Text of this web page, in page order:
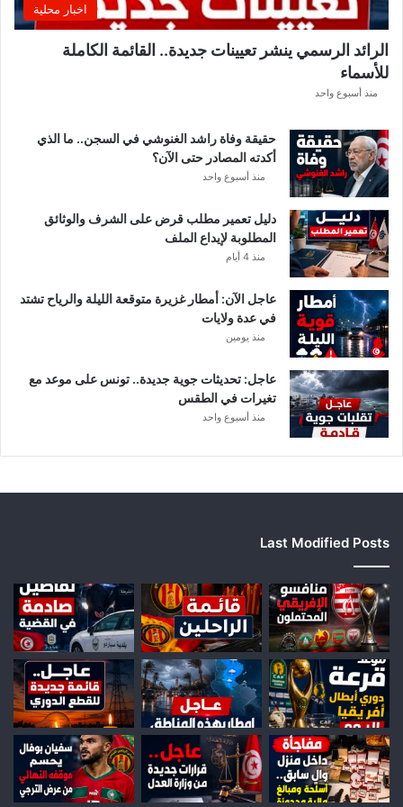
ب
ق
ر
د
و
ر
ي
أ
ب
ط
ا
إ
ف
ر
ي
ي
ا
اخبار محلية
الرائد الرسمي ينشر تعيينات جديدة.. القائمة الكاملة
للأسماء
منذ أسبوع واحد
حقيقة وفاة راشد الغنوشي في السجن.. ما الذي
أكدته المصادر حتى الآن؟
منذ أسبوع واحد
دليل تعمير مطلب قرض على الشرف والوثائق
المطلوبة لإيداع الملف
منذ 4 أيام
عاجل الآن: أمطار غزيرة متوقعة الليلة والرياح تشتد
في عدة ولايات
منذ يومين
عاجل: تحديثات جوية جديدة.. تونس على موعد مع
تغيرات في الطقس
منذ أسبوع واحد
Last Modified Posts